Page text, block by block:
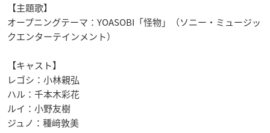
【主題歌】
オープニングテーマ：YOASOBI「怪物」（ソニー・ミュージッ
クエンターテインメント）
【キャスト】
レゴシ：小林親弘
ハル：千本木彩花
ルイ：小野友樹
ジュノ：種﨑敦美